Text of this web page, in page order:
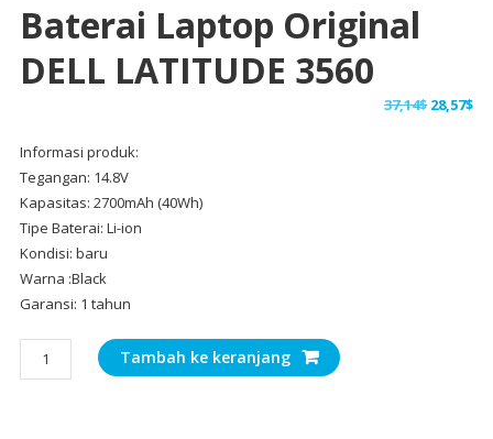
Baterai Laptop Original
DELL LATITUDE 3560
37,14$ Harga
28,57$
Informasi produk:
Tegangan: 14.8V
Kapasitas: 2700mAh (40Wh)
Tipe Baterai: Li-ion
Kondisi: baru
Warna :Black
Garansi: 1 tahun
Kuantitas
Baterai
Tambah ke keranjang